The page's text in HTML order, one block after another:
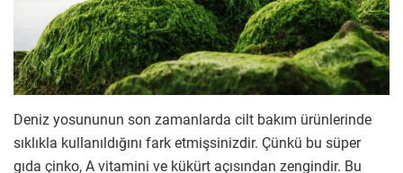
Deniz yosununun son zamanlarda cilt bakım ürünlerinde
sıklıkla kullanıldığını fark etmişsinizdir. Çünkü bu süper
gıda çinko, A vitamini ve kükürt açısından zengindir. Bu